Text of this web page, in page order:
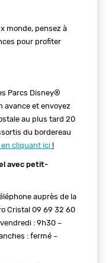
monde, pensez à
pour profiter
Parcs Disney®
avance et envoyez
au plus tard 20
du bordereau
cliquant ici !
avec petit-
auprès de la
Cristal 09 69 32 60
: 9h30 –
: fermé –